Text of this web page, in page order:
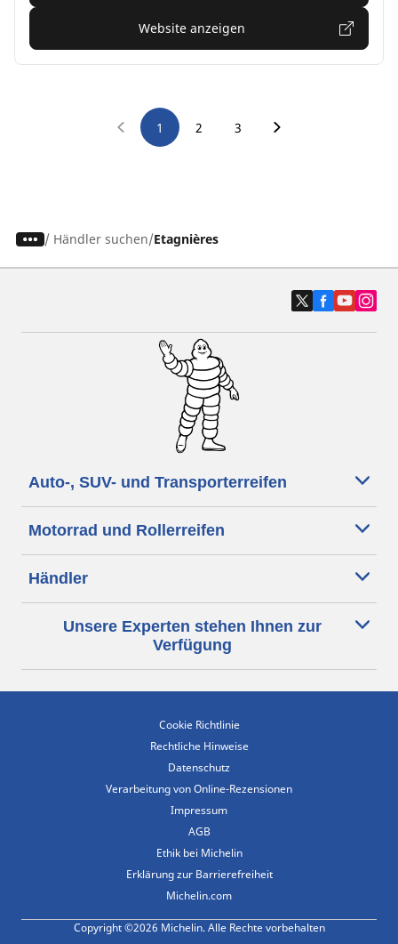
Website anzeigen
1 2 3
/ Händler suchen Etagnières
Auto-, SUV- und Transporterreifen
Motorrad und Rollerreifen
Händler
Unsere Experten stehen Ihnen zur
Verfügung
Cookie Richtlinie
Rechtliche Hinweise
Datenschutz
Verarbeitung von Online-Rezensionen
Impressum
AGB
Ethik bei Michelin
Erklärung zur Barrierefreiheit
Michelin.com
Copyright ©2026 Michelin. Alle Rechte vorbehalten